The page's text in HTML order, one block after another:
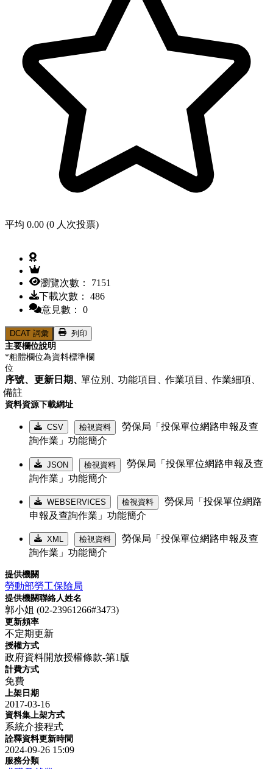
平均 0.00 (0 人次投票)
瀏覽次數： 7151
下載次數： 486
意見數： 0
DCAT 詞彙
列印
主要欄位說明
*粗體欄位為資料標準欄
位
序號、 更新日期、單位別、功能項目、作業項目、作業細項、
備註
資料資源下載網址
CSV 檢視資料
勞保局「投保單位網路申報及查
詢作業」功能簡介
JSON 檢視資料
勞保局「投保單位網路申報及查
詢作業」功能簡介
WEBSERVICES 檢視資料
勞保局「投保單位網路
申報及查詢作業」功能簡介
XML 檢視資料
勞保局「投保單位網路申報及查
詢作業」功能簡介
提供機關
勞動部勞工保險局
提供機關聯絡人姓名
郭小姐 (02-23961266#3473)
更新頻率
不定期更新
授權方式
政府資料開放授權條款-第1版
計費方式
免費
上架日期
2017-03-16
資料集上架方式
系統介接程式
詮釋資料更新時間
2024-09-26 15:09
服務分類